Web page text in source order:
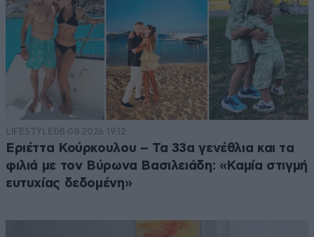
LIFESTYLE08·08·2026 19:12
Εριέττα Κούρκουλου – Τα 33α γενέθλια και τα
φιλιά με τον Βύρωνα Βασιλειάδη: «Καμία στιγμή
ευτυχίας δεδομένη»